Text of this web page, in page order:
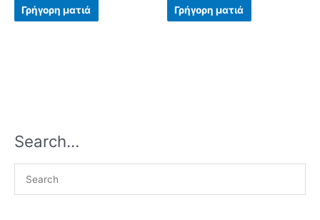
Γρήγορη ματιά Γρήγορη ματιά
Search…